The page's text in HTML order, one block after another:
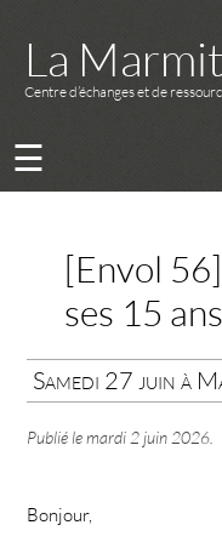
La
Centre d’échanges et de
☰
[Envol
ses 15
Samedi 27 juin à
Publié lemardi 2 juin 2026
Bonjour,